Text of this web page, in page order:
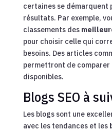
certaines se démarquent
résultats. Par exemple,
classements des
pour choisir celle qui
besoins. Des articles
permettront de
disponibles.
Blogs SEO à
Les blogs sont une
avec les tendances et les